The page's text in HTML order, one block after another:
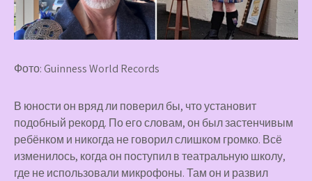
Фото: Guinness World Records
В юности он вряд ли поверил бы, что установит
подобный рекорд. По его словам, он был застенчивым
ребёнком и никогда не говорил слишком громко. Всё
изменилось, когда он поступил в театральную школу,
где не использовали микрофоны. Там он и развил